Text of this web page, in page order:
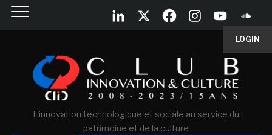
LOGIN
L'innovation technologique et sociale au service du
patrimoine et de la culture